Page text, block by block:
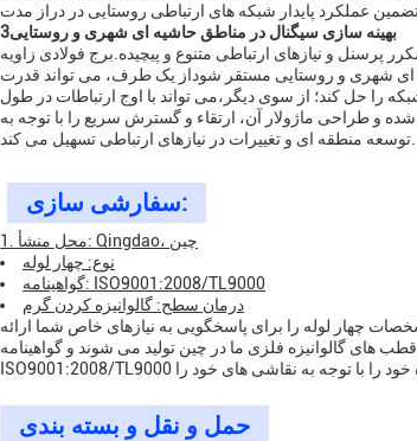
3بهینه سازی سیگنال در مناطق حاشیه ای شهری و روستایی
و نیازهای ارتباطی متنوع و پیچیده.برج فولادی زاویه
ای شهری و روستایی مستقر شوداز یک طرف، می تواند قدرت
را حل کند؛ از سوی دیگر،می تواند با اوج ارتباطات در طول
و طراحی ماژولار آن، ارتقاء و گسترش سریع را با توجه به
سفارشی سازی:
محل منشأ: Qingdao، چین
نوع: چهار لوله
گواهینامه: ISO9001:2008/TL9000
درمان سطح: گالوانیزه کردن گرم
چهار لوله را برای پاسخگویی به نیازهای خاص شما ارائه
های گالوانیزه فلزی ما در چین تولید می شوند و گواهینامه
حمل و نقل و بسته بندی